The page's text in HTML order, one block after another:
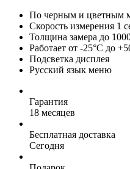
По черным и цветным
Скорость измерения 1
Толщина замера до
Работает от -25°C до
Подсветка дисплея
Русский язык меню
Гарантия
18 месяцев
Бесплатная доставка
Сегодня